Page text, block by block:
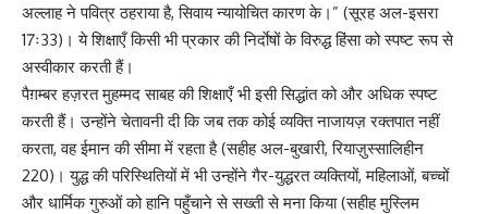
अल्लाह ने पवित्र ठहराया है, सिवाय न्यायोचित कारण के।” (सूरह अल-इसरा
17ः33)। ये शिक्षाएँ किसी भी प्रकार की निर्दाेषों के विरुद्ध हिंसा को स्पष्ट रूप से
अस्वीकार करती हैं।
पैग़म्बर हज़रत मुहम्मद साबह की शिक्षाएँ भी इसी सिद्धांत को और अधिक स्पष्ट
करती हैं। उन्होंने चेतावनी दी कि जब तक कोई व्यक्ति नाजायज़ रक्तपात नहीं
करता, वह ईमान की सीमा में रहता है (सहीह अल-बुखारी, रियाज़ुस्सालिहीन
220)। युद्ध की परिस्थितियों में भी उन्होंने गैर-युद्धरत व्यक्तियों, महिलाओं, बच्चों
और धार्मिक गुरुओं को हानि पहुँचाने से सख्ती से मना किया (सहीह मुस्लिम